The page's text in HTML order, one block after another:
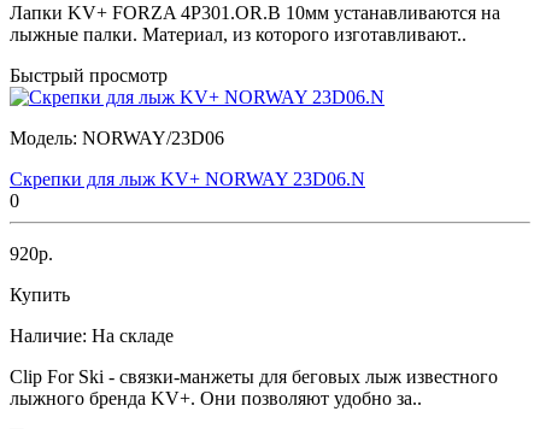
Лапки KV+ FORZA 4P301.OR.B 10мм устанавливаются на
лыжные палки. Материал, из которого изготавливают..
Быстрый просмотр
Модель: NORWAY/23D06
Скрепки для лыж KV+ NORWAY 23D06.N
0
920р.
Купить
Наличие: На складе
Clip For Ski - связки-манжеты для беговых лыж известного
лыжного бренда KV+. Они позволяют удобно за..